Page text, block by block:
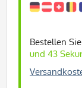
Bestellen
und 43